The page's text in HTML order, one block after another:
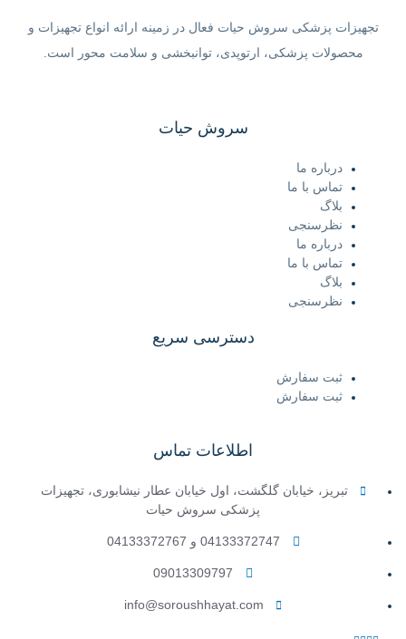
تجهیزات پزشکی سروش حیات فعال در زمینه ارائه انواع تجهیزات و
محصولات پزشکی، ارتوپدی، توانبخشی و سلامت محور است.
سروش حیات
درباره ما
تماس با ما
بلاگ
نظرسنجی
درباره ما
تماس با ما
بلاگ
نظرسنجی
دسترسی سریع
ثبت سفارش
ثبت سفارش
اطلاعات تماس
تبریز، خیابان گلگشت، اول خیابان عطار نیشابوری، تجهیزات
پزشکی سروش حیات
04133372747 و 04133372767
09013309797
info@soroushhayat.com